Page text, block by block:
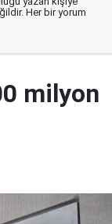
Her bir yorum
milyon